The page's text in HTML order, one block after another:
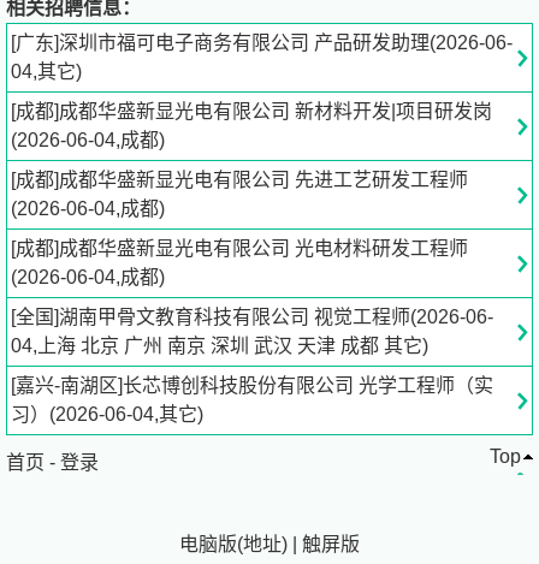
配合工程师分析问题原因，跟进整改方案落地，辅助完成产
品降本、提质、优化迭代工作。
5.负责研发物料、样品、实验设备的台账管理，完成物料申
请、领用、盘点、保管工作，维护实验室研发环境与设备正
常运转，保障研发工作有序推进。
岗位要求：
1.本科及以上学历，不限专业。
2.具备电路原理、模拟/数字电子技术或光学基础知识，了
解LED基本工作原理及光电参数者优先；熟悉CAD、3D建
模等绘图或电路设计软件者加分。
3.有实验室项目、电子设计竞赛、金工实习或课程设计经
4.具备数据记录习惯和文档整理能力，注重细节，能够按照
相关招聘信息：
[广东]深圳市福可电子商务有限公司 产品研发助理(2026-06-
04,其它)
[成都]成都华盛新显光电有限公司 新材料开发|项目研发岗
(2026-06-04,成都)
[成都]成都华盛新显光电有限公司 先进工艺研发工程师
(2026-06-04,成都)
[成都]成都华盛新显光电有限公司 光电材料研发工程师
(2026-06-04,成都)
[全国]湖南甲骨文教育科技有限公司 视觉工程师(2026-06-
04,上海 北京 广州 南京 深圳 武汉 天津 成都 其它)
[嘉兴-南湖区]长芯博创科技股份有限公司 光学工程师（实
习）(2026-06-04,其它)
首页 - 登录 Top
电脑版(地址) 触屏版